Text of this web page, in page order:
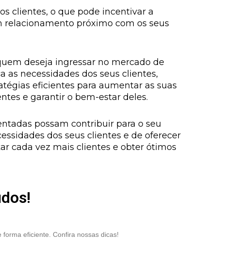
clientes, o que pode incentivar a
próximo com os seus
deseja ingressar no mercado de
as necessidades dos seus clientes,
eficientes para aumentar as suas
e garantir o bem-estar deles.
possam contribuir para o seu
dos seus clientes e de oferecer
cada vez mais clientes e obter ótimos
eficiente. Confira nossas dicas!